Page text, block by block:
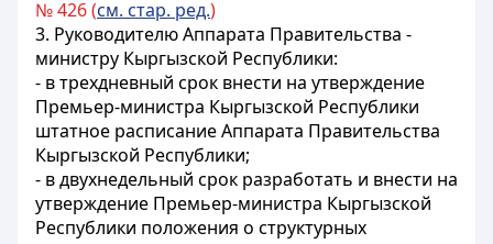
№ 426 (см. стар. ред.)
3. Руководителю Аппарата Правительства -
министру Кыргызской Республики:
- в трехдневный срок внести на утверждение
Премьер-министра Кыргызской Республики
штатное расписание Аппарата Правительства
Кыргызской Республики;
- в двухнедельный срок разработать и внести на
утверждение Премьер-министра Кыргызской
Республики положения о структурных